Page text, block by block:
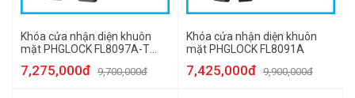
Khóa cửa nhận diện khuôn
mặt PHGLOCK FL8097A-T
7,275,000đ 9,700,000đ
Khóa cửa nhận diện khuôn
mặt PHGLOCK FL8091A
7,425,000đ 9,900,000đ